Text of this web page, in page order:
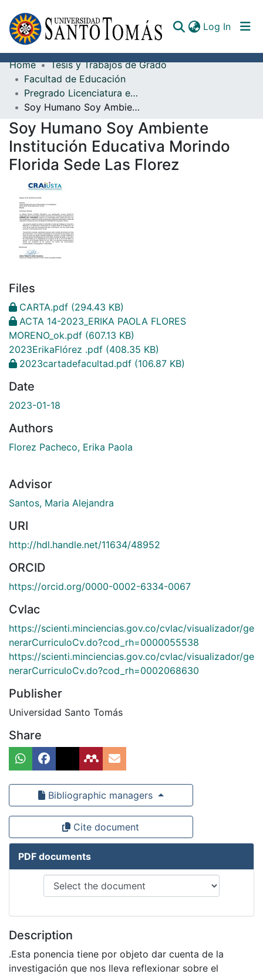
Log In
Communities & Collections
All of DSpace
Documents
Home
Tesis y Trabajos de Grado
Facultad de Educación
Pregrado Licenciatura en Educación Preescolar
Soy Humano Soy Ambiente Institución Educativa Morindo Florida Sede Las Florez
Soy Humano Soy Ambiente
Institución Educativa Morindo
Florida Sede Las Florez
Files
CARTA.pdf (294.43 KB)
ACTA 14-2023_ERIKA PAOLA FLORES
MORENO_ok.pdf (607.13 KB)
2023ErikaFlórez .pdf (408.35 KB)
2023cartadefacultad.pdf (106.87 KB)
Date
2023-01-18
Authors
Florez Pacheco, Erika Paola
Advisor
Santos, Maria Alejandra
URI
http://hdl.handle.net/11634/48952
ORCID
https://orcid.org/0000-0002-6334-0067
Cvlac
https://scienti.minciencias.gov.co/cvlac/visualizador/ge
nerarCurriculoCv.do?cod_rh=0000055538
https://scienti.minciencias.gov.co/cvlac/visualizador/ge
nerarCurriculoCv.do?cod_rh=0002068630
Publisher
Universidad Santo Tomás
Share
Bibliographic managers
Cite document
PDF documents
Description
.Esta ponencia tiene por objeto dar cuenta de la
investigación que nos lleva reflexionar sobre el